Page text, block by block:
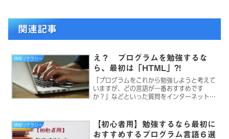
関連記事
情報リテラシー
え？ プログラムを勉強するな
ら、最初は「HTML」?!
「プログラムをこれから勉強しようと考えて
いますが、どの言語が一番おすすめです
か？」などといった質問をインターネット上
強すればよいのか、初心者の人が悩むのは当
たり...
情報リテラシー
【初心者用】勉強するなら最初に
おすすめするプログラム言語６選